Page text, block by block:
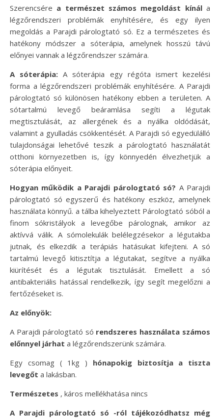
Szerencsére a természet számos megoldást kínála
légzőrendszeri problémák enyhítésére, és egy ilyen
megoldás a Parajdi párologtató só. Ez a természetes és
hatékony módszer a sóterápia, amelynek hosszú távú
előnyei vannak a légzőrendszer számára.
A sóterápia: A sóterápia egy régóta ismert kezelési
forma a légzőrendszeri problémák enyhítésére. A Parajdi
párologtató só különösen hatékony ebben a területen. A
sótartalmú levegő beáramlása segíti a légutak
megtisztulását, az allergének és a nyálka oldódását,
valamint a gyulladás csökkentését. A Parajdi só egyedülálló
tulajdonságai lehetővé teszik a párologtató használatát
otthoni környezetben is, így könnyedén élvezhetjük a
sóterápia előnyeit.
Hogyan működik a Parajdi párologtató só? A Parajdi
párologtató só egyszerű és hatékony eszköz, amelynek
használata könnyű. a tálba kihelyeztett Párologtató sóból a
finom sókristályok a levegőbe párolognak, amikor az
aktívvá válik. A sómolekulák belélegzésekor a légutakba
jutnak, és elkezdik a terápiás hatásukat kifejteni. A só
tartalmú levegő kitisztítja a légutakat, segítve a nyálka
kiürítését és a légutak tisztulását. Emellett a só
antibakteriális hatással rendelkezik, így segít megelőzni a
fertőzéseket is.
Az előnyök:
A Parajdi párologtató só rendszeres használata számos
előnnyel járhat a légzőrendszerünk számára.
Egy csomag ( 1kg ) hónapokig biztosítja a tiszta
levegőt a lakásban.
Természetes , káros mellékhatása nincs
A Parajdi párologtató só -ról tájékozódhatsz még